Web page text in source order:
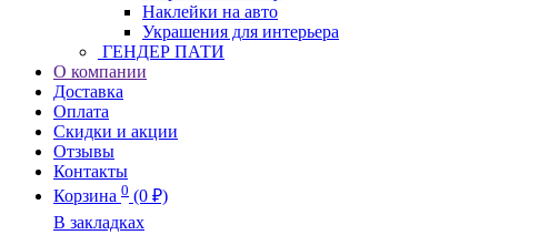
Наклейки на авто
Украшения для интерьера
ГЕНДЕР ПАТИ
О компании
Доставка
Оплата
Скидки и акции
Отзывы
Контакты
Корзина 0 (0 ₽)
В закладках